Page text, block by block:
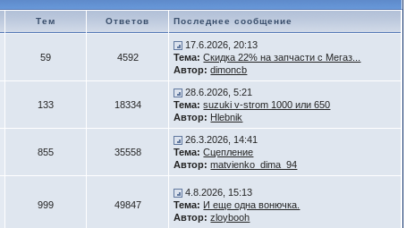
Тем Ответов Последнее сообщение
59 4592
17.6.2026, 20:13
Тема: Скидка 22% на запчасти с Мегаз...
Автор: dimoncb
133 18334
28.6.2026, 5:21
Тема: suzuki v-strom 1000 или 650
Автор: Hlebnik
855 35558
26.3.2026, 14:41
Тема: Сцепление
Автор: matvienko_dima_94
999 49847
4.8.2026, 15:13
Тема: И еще одна вонючка.
Автор: zloybooh